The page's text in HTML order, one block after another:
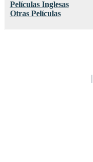
Películas Inglesas
Otras Películas
|